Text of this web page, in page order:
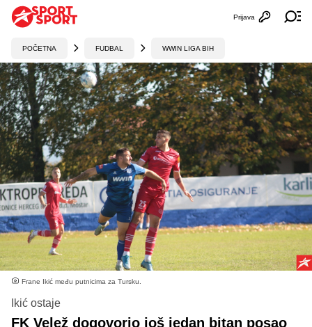
Otvori
Prijava
POČETNA FUDBAL WWIN LIGA BIH
Frane Ikić među putnicima za Tursku.
Ikić ostaje
FK Velež dogovorio još jedan bitan posao